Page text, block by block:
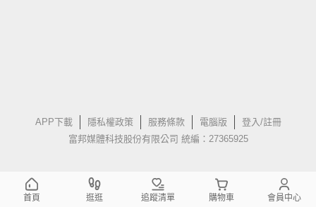
APP下載 隱私權政策 服務條款 電腦版
登入/註冊
富邦媒體科技股份有限公司 統編：27365925
首頁 逛逛 追蹤清單 購物車 會員中心